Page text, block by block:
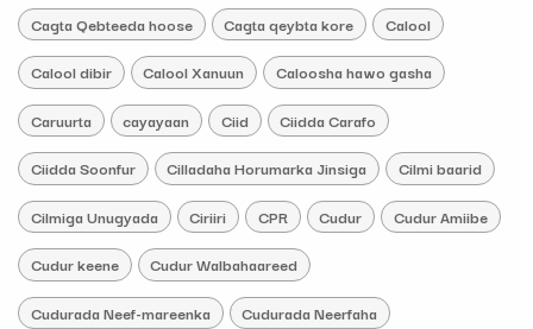
Cagta Qebteeda hoose Cagta qeybta kore Calool
Calool dibir Calool Xanuun Caloosha hawo gasha
Caruurta cayayaan Ciid Ciidda Carafo
Ciidda Soonfur Cilladaha Horumarka Jinsiga Cilmi baarid
Cilmiga Unugyada Ciriiri CPR Cudur Cudur Amiibe
Cudur keene Cudur Walbahaareed
Cudurada Neef-mareenka Cudurada Neerfaha